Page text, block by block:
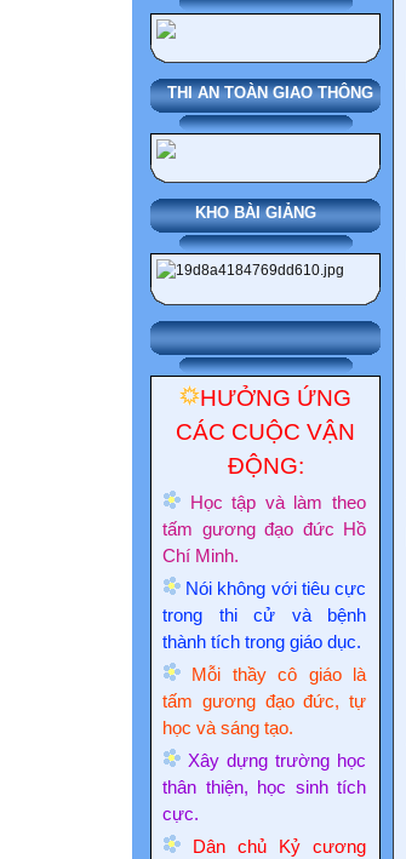
THI AN TOÀN GIAO THÔNG
KHO BÀI GIẢNG
HƯỞNG ỨNG
CÁC CUỘC VẬN
ĐỘNG:
Học tập và làm theo
tấm gương đạo đức Hồ
Chí Minh.
Nói không với tiêu cực
trong thi cử và bệnh
thành tích trong giáo dục.
Mỗi thầy cô giáo là
tấm gương đạo đức, tự
học và sáng tạo.
Xây dựng trường học
thân thiện, học sinh tích
cực.
Dân chủ Kỷ cương